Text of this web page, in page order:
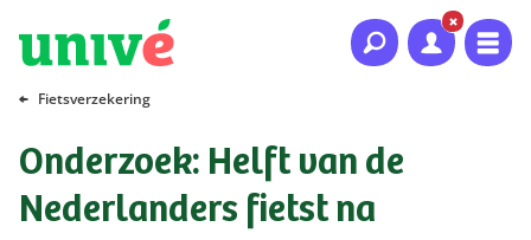
Naar hoofdinhoud
Naar hoofdnavigatie
Naar footer
Fietsverzekering
Onderzoek: Helft van de
Nederlanders fietst na